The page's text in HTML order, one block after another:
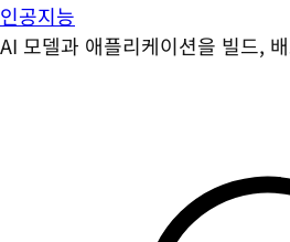
인공지능
AI 모델과 애플리케이션을 빌드,